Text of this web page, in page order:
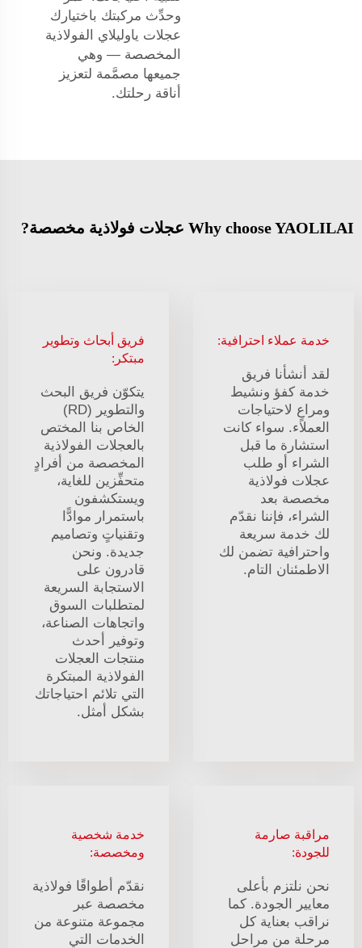
وحدِّث مركبتك باختيارك
عجلات ياوليلاي الفولاذية
المخصصة — وهي
جميعها مصمَّمة لتعزيز
أناقة رحلتك.
Why choose YAOLILAI عجلات فولاذية مخصصة?
خدمة عملاء احترافية:
لقد أنشأنا فريق
خدمة كفؤ ونشيط
ومراعٍ لاحتياجات
العملاء. سواء كانت
استشارة ما قبل
الشراء أو طلب
عجلات فولاذية
مخصصة بعد
الشراء، فإننا نقدّم
لك خدمة سريعة
واحترافية تضمن لك
الاطمئنان التام.
فريق أبحاث وتطوير
مبتكر:
يتكوّن فريق البحث
والتطوير (RD)
الخاص بنا المختص
بالعجلات الفولاذية
المخصصة من أفرادٍ
متحفِّزين للغاية،
ويستكشفون
باستمرار موادًّا
وتقنياتٍ وتصاميم
جديدة. ونحن
قادرون على
الاستجابة السريعة
لمتطلبات السوق
واتجاهات الصناعة،
وتوفير أحدث
منتجات العجلات
الفولاذية المبتكرة
التي تلائم احتياجاتك
بشكل أمثل.
مراقبة صارمة
للجودة:
نحن نلتزم بأعلى
معايير الجودة. كما
نراقب بعناية كل
مرحلة من مراحل
خدمة شخصية
ومخصصة:
نقدّم أطواقًا فولاذية
مخصصة عبر
مجموعة متنوعة من
الخدمات التي